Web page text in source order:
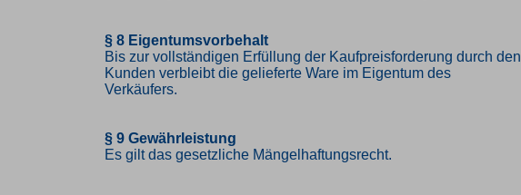
§ 8 Eigentumsvorbehalt
Bis zur vollständigen Erfüllung der Kaufpreisforderung durch den
Kunden verbleibt die gelieferte Ware im Eigentum des
Verkäufers.
§ 9 Gewährleistung
Es gilt das gesetzliche Mängelhaftungsrecht.